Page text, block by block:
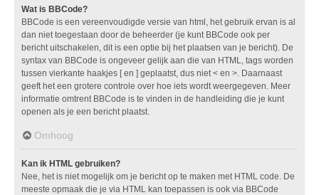
Wat is BBCode?
BBCode is een vereenvoudigde versie van html, het gebruik ervan is al
dan niet toegestaan door de beheerder (je kunt BBCode ook per
bericht uitschakelen, dit is een optie bij het plaatsen van je bericht). De
syntax van BBCode is ongeveer gelijk aan die van HTML, tags worden
tussen vierkante haakjes [ en ] geplaatst, dus niet < en >. Daarnaast
geeft het een grotere controle over hoe iets wordt weergegeven. Meer
informatie omtrent BBCode is te vinden in de handleiding die je kunt
openen als je een bericht plaatst.
Omhoog
Kan ik HTML gebruiken?
Nee, het is niet mogelijk om je bericht op te maken met HTML code. De
meeste opmaak die je via HTML kan toepassen is ook via BBCode